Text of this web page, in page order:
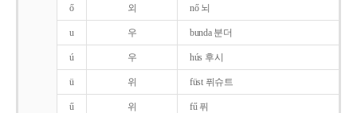
ő 외 nő 뇌
u 우 bunda 분더
ú 우 hús 후시
ü 위 füst 퓌슈트
ű 위 fű 퓌